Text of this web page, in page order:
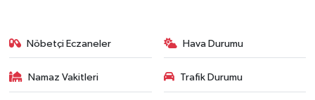
Nöbetçi Eczaneler Hava Durumu
Namaz Vakitleri Trafik Durumu